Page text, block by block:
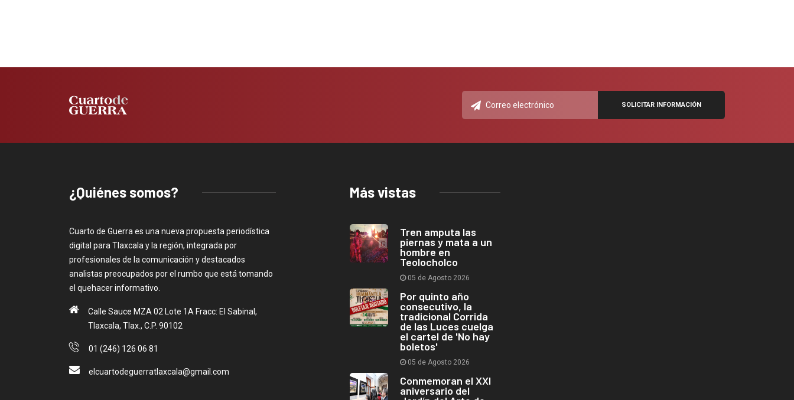
¿Quiénes somos?
Cuarto de Guerra es una nueva propuesta periodística
digital para Tlaxcala y la región, integrada por
profesionales de la comunicación y destacados
analistas preocupados por el rumbo que está tomando
el quehacer informativo.
Calle Sauce MZA 02 Lote 1A Fracc: El Sabinal,
Tlaxcala, Tlax., C.P. 90102
01 (246) 126 06 81
elcuartodeguerratlaxcala@gmail.com
Más vistas
Tren amputa las
piernas y mata a un
hombre en
Teolocholco
05 de Agosto 2026
Por quinto año
consecutivo, la
tradicional Corrida
de las Luces cuelga
el cartel de 'No hay
boletos'
05 de Agosto 2026
Conmemoran el XXI
aniversario del